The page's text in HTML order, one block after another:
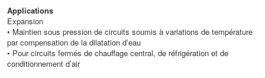
Applications
Expansion
• Maintien sous pression de circuits soumis à variations de température
par compensation de la dilatation d’eau
• Pour circuits fermés de chauffage central, de réfrigération et de
conditionnement d’air